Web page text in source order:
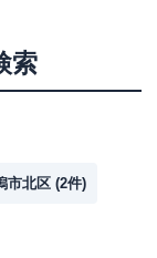
索
市北区 (2件)